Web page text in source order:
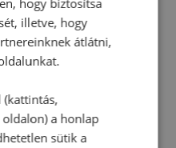
be!
hogy biztosítsa
illetve, hogy
átlátni,
(kattintás,
oldalon) a honlap
sütik a